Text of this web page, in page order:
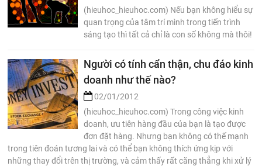
(hieuhoc_hieuhoc.com) Nếu bạn không hiểu sự
quan trọng của tâm trí mình trong tiến trình
sáng tạo thì tất cả chỉ là con số không mà thôi!
Người có tính cẩn thận, chu đáo kinh
doanh như thế nào?
02/01/2012
(hieuhoc_hieuhoc.com) Trong công việc kinh
doanh, ưu tiên hàng đầu của bạn là tạo được
đơn đặt hàng. Nhưng bạn không có thế mạnh
trong tiên đoán tương lai và có thể bạn không thích ứng kịp với
những thay đổi trên thị trường, và cảm thấy rất căng thẳng khi xử lý